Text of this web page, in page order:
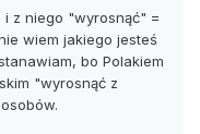
z niego "wyrosnąć" =
wiem jakiego jesteś
bo Polakiem
"wyrosnąć z